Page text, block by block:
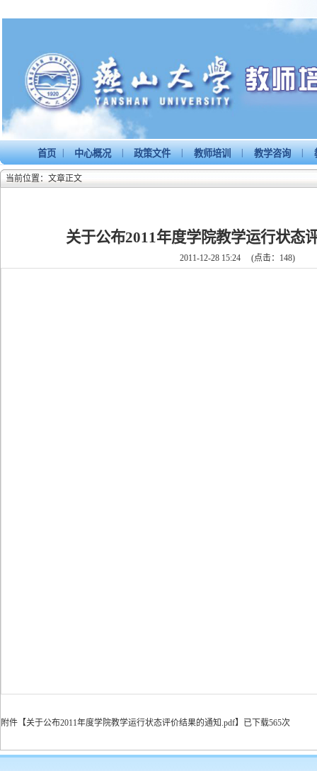
首页 | 中心概况 | 政策文件 | 教师培训 | 教学咨询 |
当前位置：文章正文
关于公布2011年度学院教学运行状态
2011-12-28 15:24 (点击： 148)
附件【关于公布2011年度学院教学运行状态评价结果的通知.pdf】 已下载565次